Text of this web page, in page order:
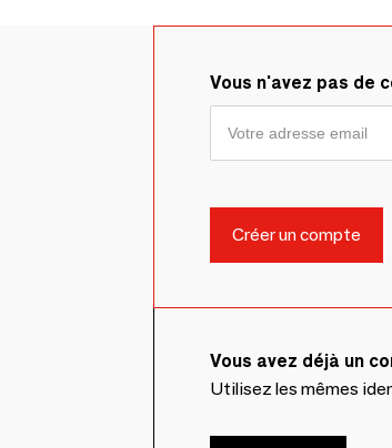
Vous n'avez pas de
Vous avez déjà un
Utilisez les mêmes